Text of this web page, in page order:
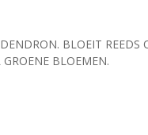
BLOEIT REEDS
GROENE BLOEMEN.